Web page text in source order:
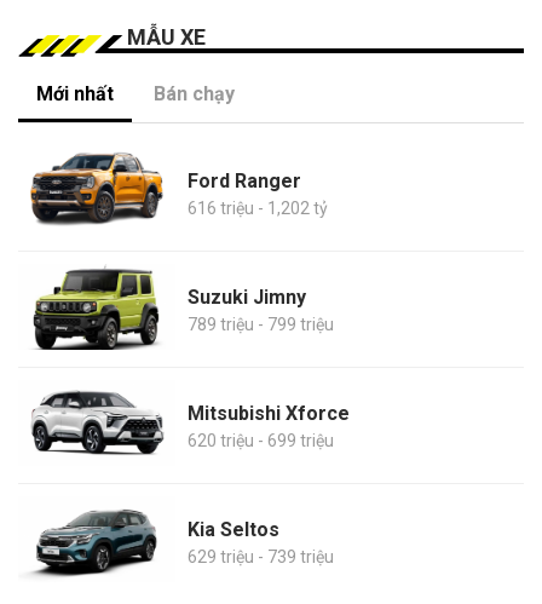
MẪU XE
Mới nhất Bán chạy
Ford Ranger
616 triệu - 1,202 tỷ
Suzuki Jimny
789 triệu - 799 triệu
Mitsubishi Xforce
620 triệu - 699 triệu
Kia Seltos
629 triệu - 739 triệu